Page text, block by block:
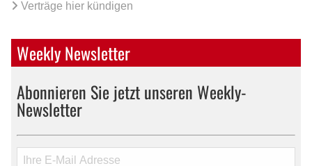
Verträge hier kündigen
Weekly Newsletter
Abonnieren Sie jetzt unseren Weekly-
Newsletter